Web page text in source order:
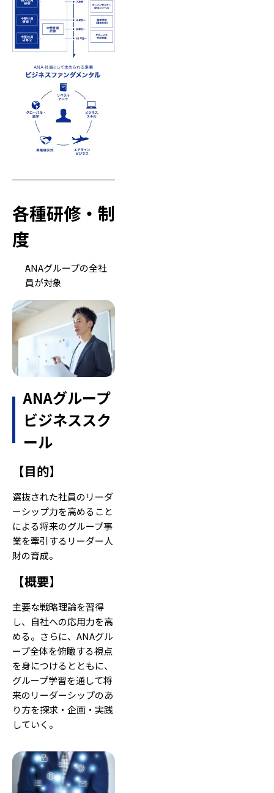
各種研修・制
度
ANAグループの全社
員が対象
ANAグループ
ビジネススク
ール
【目的】
選抜された社員のリーダ
ーシップ力を高めること
による将来のグループ事
業を牽引するリーダー人
財の育成。
【概要】
主要な戦略理論を習得
し、自社への応用力を高
める。さらに、ANAグル
ープ全体を俯瞰する視点
を身につけるとともに、
グループ学習を通して将
来のリーダーシップのあ
り方を探求・企画・実践
していく。